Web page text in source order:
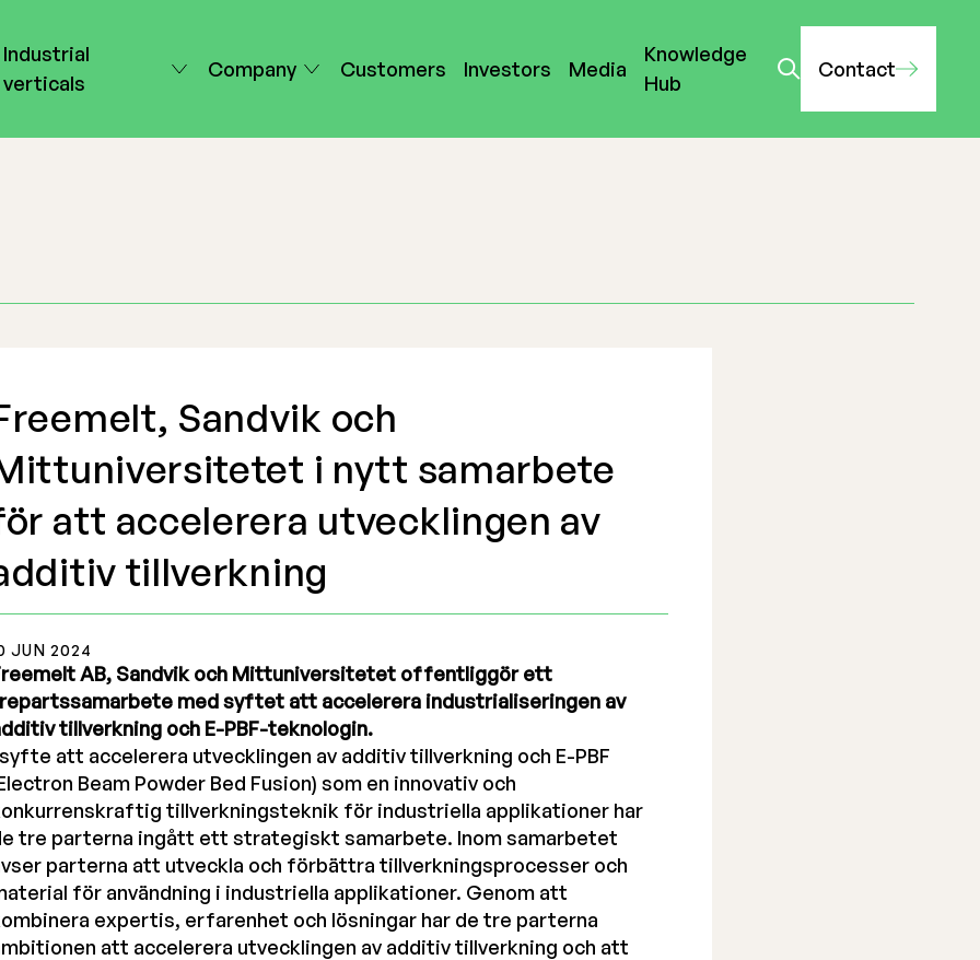
Industrial
verticals
Company Customers Investors Media
Knowledge
Hub
Contact
Sandvik och
i nytt samarbete
att accelerera utvecklingen av
tillverkning
JUN 2024
AB, Sandvik och Mittuniversitetet offentliggör ett
med syftet att accelerera industrialiseringen av
tillverkning och E-PBF-teknologin.
att accelerera utvecklingen av additiv tillverkning och E-PBF
Beam Powder Bed Fusion) som en innovativ och
tillverkningsteknik för industriella applikationer har
tre parterna ingått ett strategiskt samarbete. Inom samarbetet
parterna att utveckla och förbättra tillverkningsprocesser och
för användning i industriella applikationer. Genom att
expertis, erfarenhet och lösningar har de tre parterna
att accelerera utvecklingen av additiv tillverkning och att